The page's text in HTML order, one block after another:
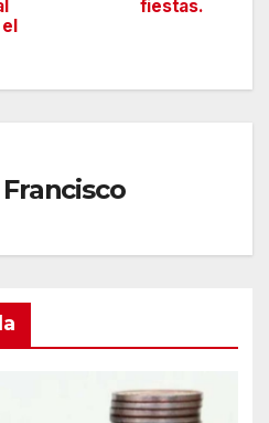
fiestas.
Francisco